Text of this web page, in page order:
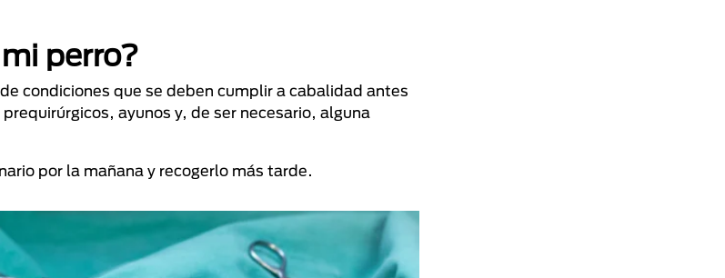
perro?
condiciones que se deben cumplir a cabalidad antes
ayunos y, de ser necesario, alguna
por la mañana y recogerlo más tarde.